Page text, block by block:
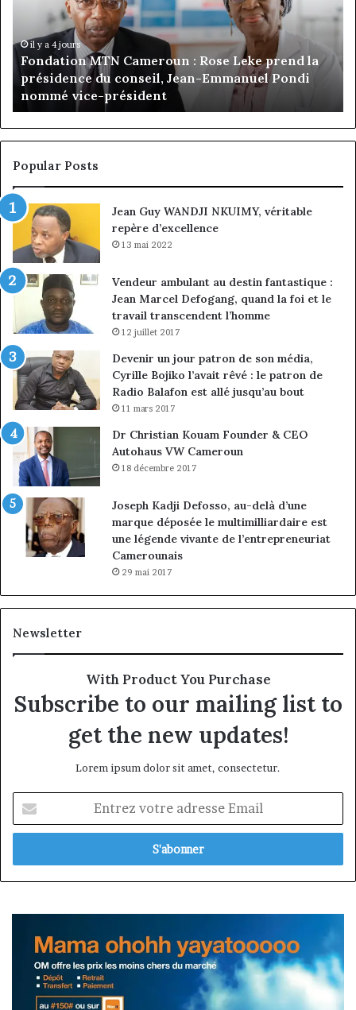
prend
présidence
du
conseil,
Jean-
Emmanuel
Pondi
vice-
président
il y a 4 jours
Fondation MTN Cameroun : Rose Leke prend la
présidence du conseil, Jean-Emmanuel Pondi
nommé vice-président
de
la
Popular Posts
Jean Guy WANDJI NKUIMY, véritable
repère d’excellence
13 mai 2022
Vendeur ambulant au destin fantastique :
Jean Marcel Defogang, quand la foi et le
travail transcendent l’homme
12 juillet 2017
Devenir un jour patron de son média,
Cyrille Bojiko l’avait rêvé : le patron de
Radio Balafon est allé jusqu’au bout
11 mars 2017
Dr Christian Kouam Founder & CEO
Autohaus VW Cameroun
18 décembre 2017
Joseph Kadji Defosso, au-delà d’une
marque déposée le multimilliardaire est
une légende vivante de l’entrepreneuriat
Camerounais
29 mai 2017
Newsletter
With Product You Purchase
Subscribe to our mailing list to
get the new updates!
Lorem ipsum dolor sit amet, consectetur.
votre
adresse